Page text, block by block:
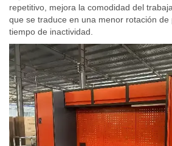
repetitivo, mejora la comodidad del
que se traduce en una menor rotación de
tiempo de inactividad.